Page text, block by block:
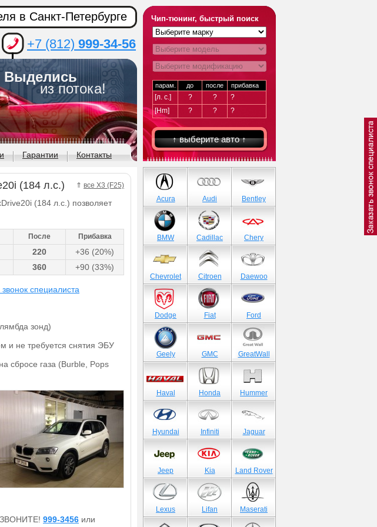
Выделись
из потока!
Чип-тюнинг, быстрый поиск
парам. до после прибавка
[л. с.] ? ?
?
[Hm]
? ? ?
↑ выберите авто ↑
в Санкт-Петербурге
+7 (812) 999-34-56
Гарантии Контакты
⇑ все X3 (F25)
(184 л.с.)
(184 л.с.) позволяет
После Прибавка
220
+36 (20%)
360 +90 (33%)
специалиста
зонд)
и не требуется снятия ЭБУ
сбросе газа (Burble, Pops
ЗВОНИТЕ! 999-3456 или
Acura Audi Bentley
BMW Cadillac Chery
Chevrolet Citroen Daewoo
Dodge Fiat Ford
Geely GMC GreatWall
Haval Honda Hummer
Hyundai Infiniti Jaguar
Jeep Kia Land Rover
Lexus Lifan Maserati